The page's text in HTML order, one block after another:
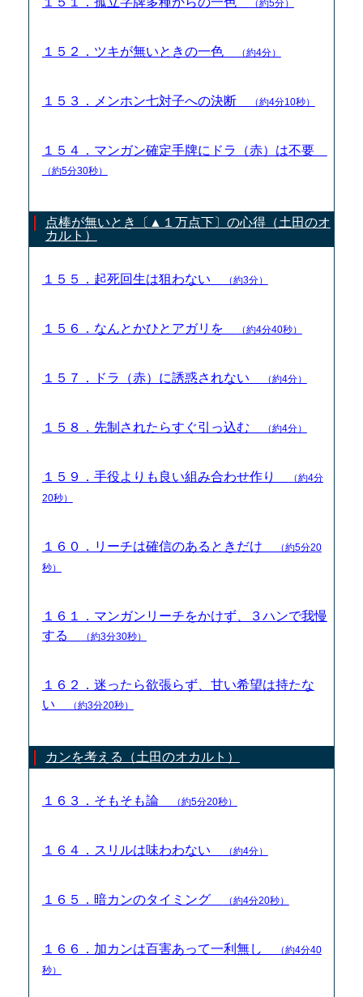
（約5分）
１５２．ツキが無いときの一色 （約4分）
１５３．メンホン七対子への決断 （約4分10秒）
１５４．マンガン確定手牌にドラ（赤）は不要
（約5分30秒）
点棒が無いとき〔▲１万点下〕の心得（土田のオ
カルト）
１５５．起死回生は狙わない （約3分）
１５６．なんとかひとアガリを （約4分40秒）
１５７．ドラ（赤）に誘惑されない （約4分）
１５８．先制されたらすぐ引っ込む （約4分）
１５９．手役よりも良い組み合わせ作り
（約4分
20秒）
１６０．リーチは確信のあるときだけ
（約5分20
秒）
１６１．マンガンリーチをかけず、３ハンで我慢
する
（約3分30秒）
１６２．迷ったら欲張らず、甘い希望は持たな
い
（約3分20秒）
カンを考える（土田のオカルト）
１６３．そもそも論 （約5分20秒）
１６４．スリルは味わわない （約4分）
１６５．暗カンのタイミング （約4分20秒）
１６６．加カンは百害あって一利無し
（約4分40
秒）